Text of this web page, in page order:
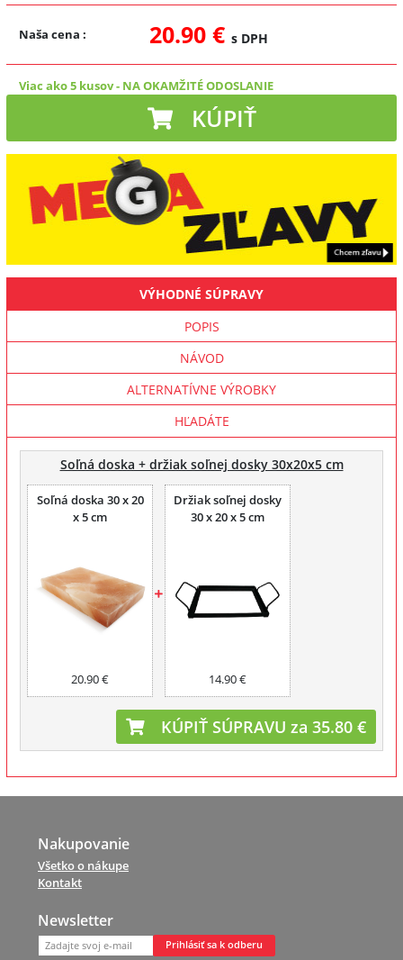
Naša cena : 20.90 € s DPH
Viac ako 5 kusov- NA OKAMŽITÉ ODOSLANIE
KÚPIŤ
VÝHODNÉ SÚPRAVY
POPIS
NÁVOD
ALTERNATÍVNE VÝROBKY
HĽADÁTE
Soľná doska + držiak soľnej dosky 30x20x5 cm
Soľná doska 30 x 20
x 5 cm
20.90 €
Držiak soľnej dosky
30 x 20 x 5 cm
14.90 €
KÚPIŤ SÚPRAVU za 35.80 €
Nakupovanie
Všetko o nákupe
Kontakt
Newsletter
Prihlásiť sa k odberu